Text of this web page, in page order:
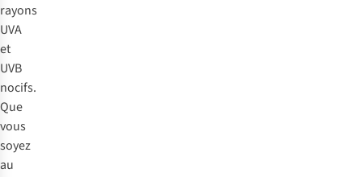
rayons
UVA
et
UVB
nocifs.
Que
vous
soyez
au